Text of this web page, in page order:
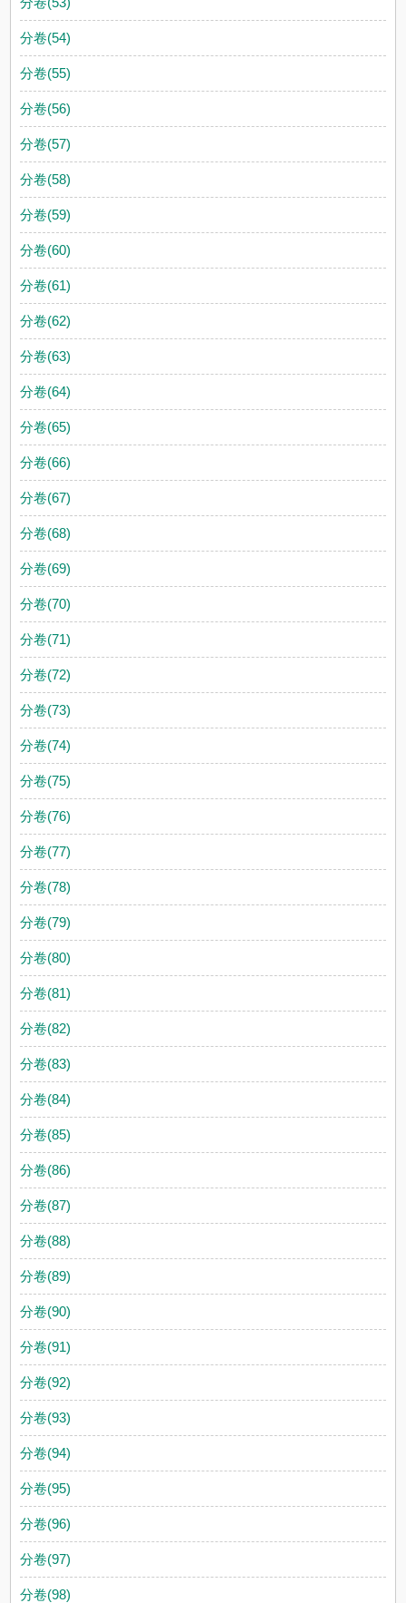
分卷(54)
分卷(55)
分卷(56)
分卷(57)
分卷(58)
分卷(59)
分卷(60)
分卷(61)
分卷(62)
分卷(63)
分卷(64)
分卷(65)
分卷(66)
分卷(67)
分卷(68)
分卷(69)
分卷(70)
分卷(71)
分卷(72)
分卷(73)
分卷(74)
分卷(75)
分卷(76)
分卷(77)
分卷(78)
分卷(79)
分卷(80)
分卷(81)
分卷(82)
分卷(83)
分卷(84)
分卷(85)
分卷(86)
分卷(87)
分卷(88)
分卷(89)
分卷(90)
分卷(91)
分卷(92)
分卷(93)
分卷(94)
分卷(95)
分卷(96)
分卷(97)
分卷(98)